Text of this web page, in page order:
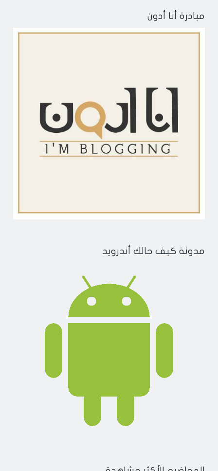
مبادرة أنا أدون
مدونة كيف حالك أندرويد